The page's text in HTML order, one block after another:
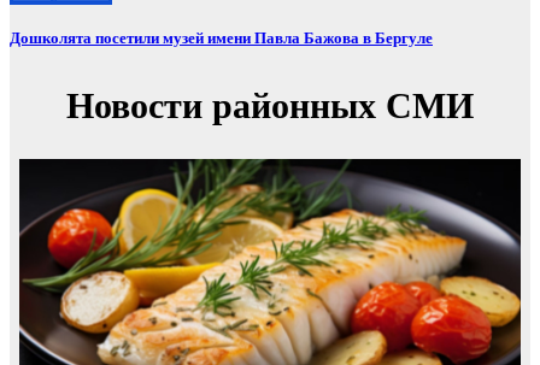
Дошколята посетили музей имени Павла Бажова в Бергуле